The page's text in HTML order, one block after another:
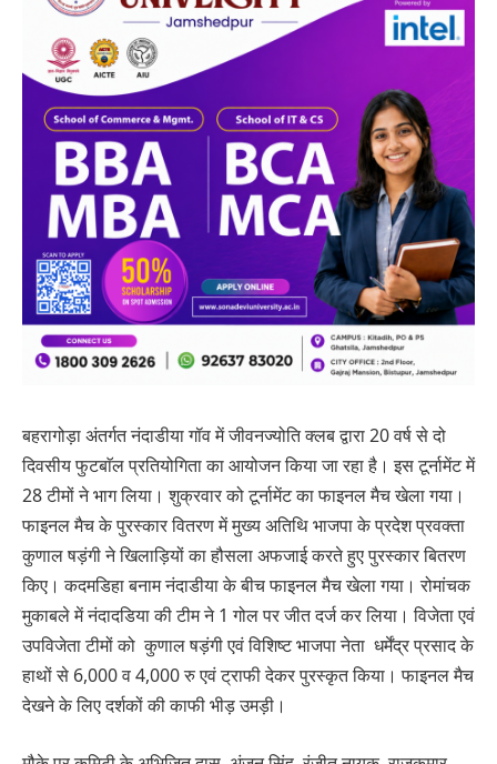
बहरागोड़ा अंतर्गत नंदाडीया गॉव में जीवनज्योति क्लब द्वारा 20 वर्ष से दो
दिवसीय फुटबाॅल प्रतियोगिता का आयोजन किया जा रहा है। इस टूर्नामेंट में
28 टीमों ने भाग लिया। शुक्रवार को टूर्नामेंट का फाइनल मैच खेला गया।
फाइनल मैच के पुरस्कार वितरण में मुख्य अतिथि भाजपा के प्रदेश प्रवक्ता
कुणाल षड़ंगी ने खिलाड़ियों का हौसला अफजाई करते हुए पुरस्कार बितरण
किए। कदमडिहा बनाम नंदाडीया के बीच फाइनल मैच खेला गया। रोमांचक
मुकाबले में नंदादडिया की टीम ने 1 गोल पर जीत दर्ज कर लिया। विजेता एवं
उपविजेता टीमों को कुणाल षड़ंगी एवं विशिष्ट भाजपा नेता धर्मेंद्र प्रसाद के
हाथों से 6,000 व 4,000 रु एवं ट्राफी देकर पुरस्कृत किया। फाइनल मैच
देखने के लिए दर्शकों की काफी भीड़ उमड़ी।